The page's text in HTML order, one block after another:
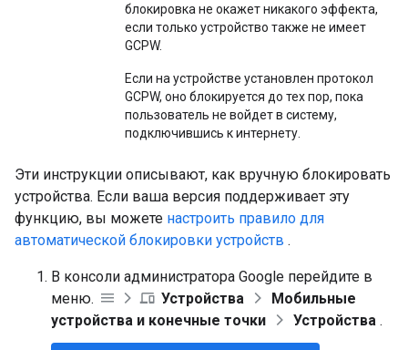
блокировка не окажет никакого эффекта,
если только устройство также не имеет
GCPW.
Если на устройстве установлен протокол
GCPW, оно блокируется до тех пор, пока
пользователь не войдет в систему,
подключившись к интернету.
Эти инструкции описывают, как вручную блокировать
устройства. Если ваша версия поддерживает эту
функцию, вы можете настроить правило для
автоматической блокировки устройств .
В консоли администратора Google перейдите в
меню.
Устройства
Мобильные
устройства и конечные точки
Устройства .